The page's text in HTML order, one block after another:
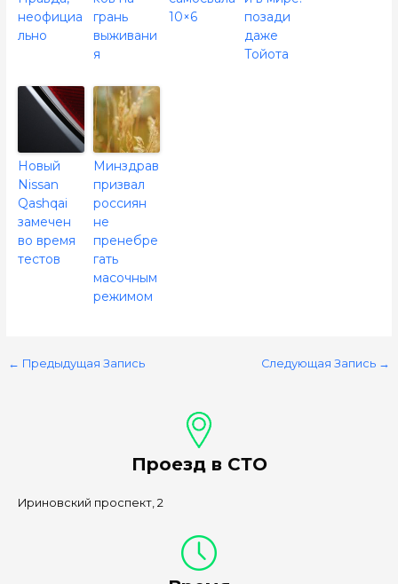
неофициа
льно
грань
выживани
я
10×6
позади
даже
Тойота
Новый
Nissan
Qashqai
замечен
во время
тестов
Минздрав
призвал
россиян
не
пренебре
гать
масочным
режимом
← Предыдущая Запись Следующая Запись →
Проезд в СТО
Ириновский проспект, 2